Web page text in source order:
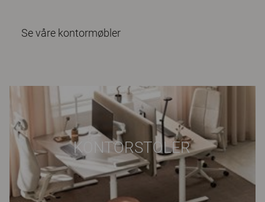
Se våre kontormøbler
KONTORSTOLER